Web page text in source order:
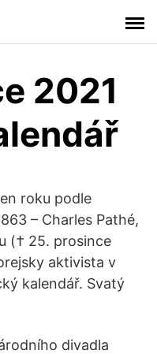
2021
roku podle
– Charles Pathé,
(† 25. prosince
aktivista v
kalendář. Svatý
divadla